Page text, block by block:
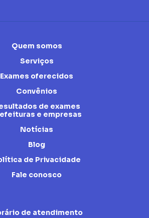
Quem somos
Serviços
Exames oferecidos
Convênios
de exames
e empresas
Notícias
Blog
de Privacidade
Fale conosco
de atendimento